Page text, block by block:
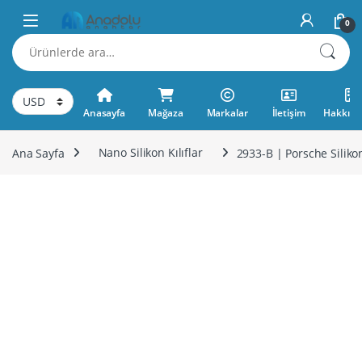
Skip to navigation
Skip to content
0
Ara:
Anasayfa Mağaza Markalar İletişim
Ana Sayfa Nano Silikon Kılıflar 2933-B | Porsche Silikon